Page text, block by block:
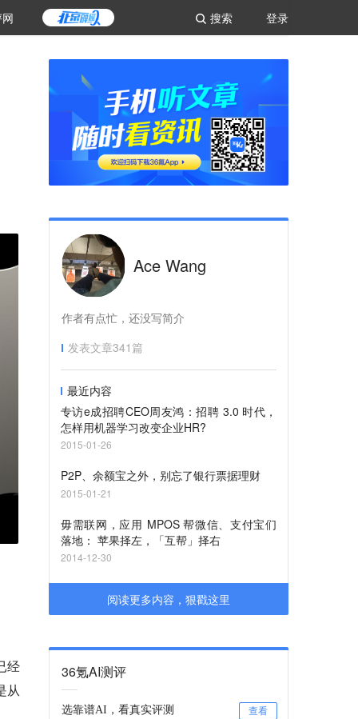
登录
搜索
经
从
Ace Wang
作者有点忙，还没写简介
发表文章341篇
最近内容
专访e成招聘CEO周友鸿：招聘 3.0 时代，
怎样用机器学习改变企业HR?
2015-01-26
P2P、余额宝之外，别忘了银行票据理财
2015-01-21
毋需联网，应用 MPOS 帮微信、支付宝们
落地： 苹果择左，「互帮」择右
2014-12-30
阅读更多内容，狠戳这里
36氪AI测评
选靠谱AI，看真实评测 查看